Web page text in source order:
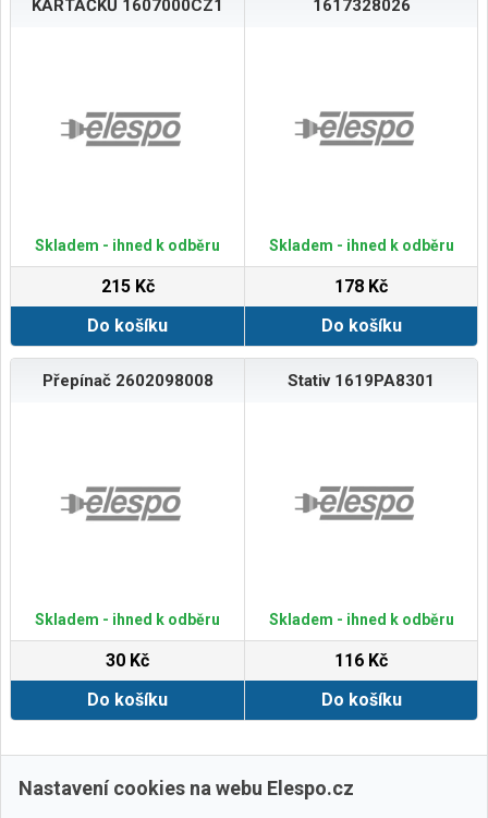
KARTÁČKŮ 1607000CZ1
Skladem - ihned k odběru
215 Kč
Do košíku
1617328026
Skladem - ihned k odběru
178 Kč
Do košíku
Přepínač 2602098008
Skladem - ihned k odběru
30 Kč
Do košíku
Stativ 1619PA8301
Skladem - ihned k odběru
116 Kč
Do košíku
Zobrazit další
Nastavení cookies na webu Elespo.cz